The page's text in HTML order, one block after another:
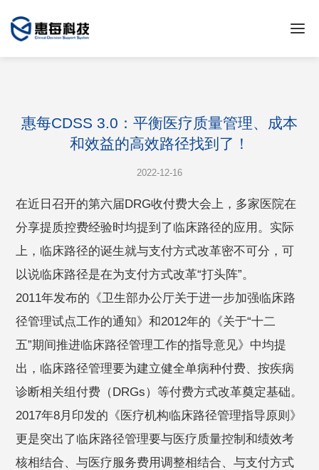
惠每CDSS 3.0：平衡医疗质量管理、成本
和效益的高效路径找到了！
2022-12-16
在近日召开的第六届DRG收付费大会上，多家医院在
分享提质控费经验时均提到了临床路径的应用。实际
上，临床路径的诞生就与支付方式改革密不可分，可
以说临床路径是在为支付方式改革“打头阵”。
2011年发布的《卫生部办公厅关于进一步加强临床路
径管理试点工作的通知》和2012年的《关于“十二
五”期间推进临床路径管理工作的指导意见》中均提
出，临床路径管理要为建立健全单病种付费、按疾病
诊断相关组付费（DRGs）等付费方式改革奠定基础。
2017年8月印发的《医疗机构临床路径管理指导原则》
更是突出了临床路径管理要与医疗质量控制和绩效考
核相结合、与医疗服务费用调整相结合、与支付方式